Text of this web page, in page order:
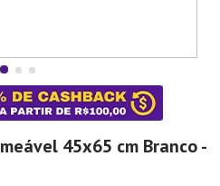
45x65 cm Branco -